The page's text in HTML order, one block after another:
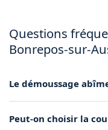
Questions
Bonrepos-sur-
Le démoussage
pression), il respecte
Peut-on choisir la